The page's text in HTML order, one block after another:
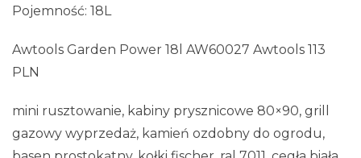
Pojemność: 18L
Awtools Garden Power 18l AW60027 Awtools 113
PLN
mini rusztowanie, kabiny prysznicowe 80×90, grill
gazowy wyprzedaż, kamień ozdobny do ogrodu,